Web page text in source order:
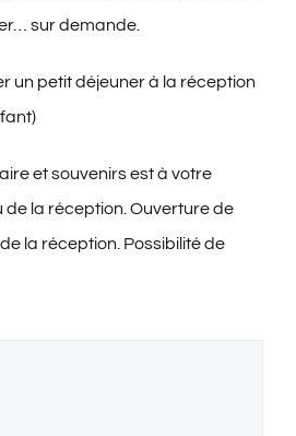
sur demande.
un petit déjeuner à la réception
et souvenirs est à votre
de la réception. Ouverture de
la réception. Possibilité de